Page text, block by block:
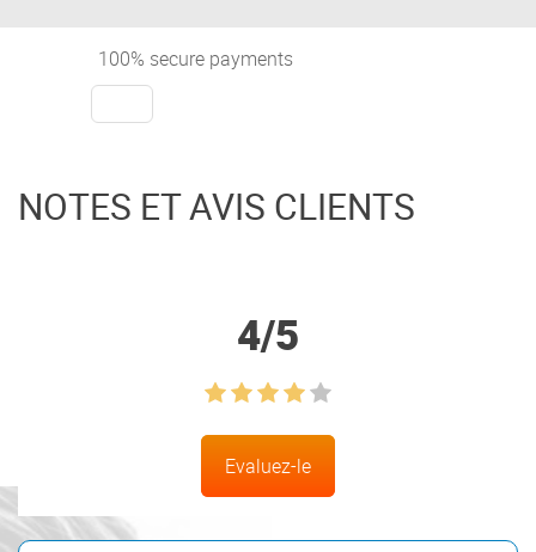
100% secure payments
NOTES ET AVIS CLIENTS
4/5
Evaluez-le